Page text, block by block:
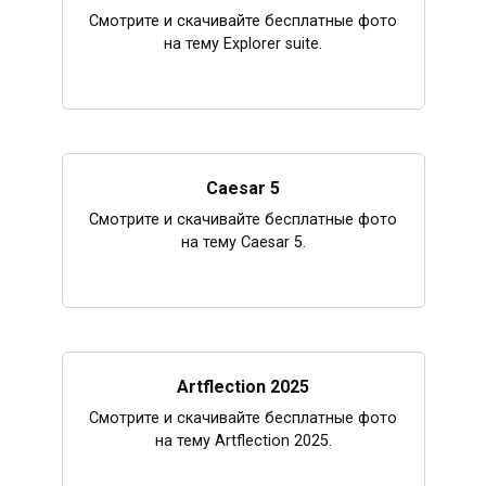
Смотрите и скачивайте бесплатные фото
на тему Explorer suite.
Caesar 5
Смотрите и скачивайте бесплатные фото
на тему Caesar 5.
Artflection 2025
Смотрите и скачивайте бесплатные фото
на тему Artflection 2025.